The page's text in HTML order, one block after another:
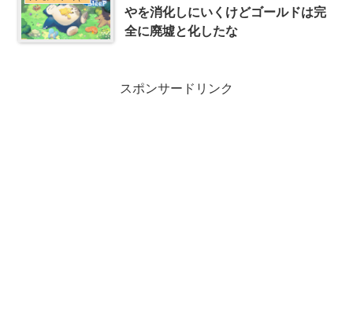
やを消化しにいくけどゴールドは完
全に廃墟と化したな
スポンサードリンク